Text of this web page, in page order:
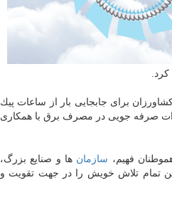
كرد.
برای جابجایی بار از ساعات پیك
كاهش ساعات كاری ادارات برای صرفه جویی در مصرف انرژی حدود ۲۰۰۰ مگاوات صرفه جویی در مصرف برق با همكاری
فهیم، سازمان ها و صنایع بزرگ،
تمام تلاش خویش را در جهت تقویت و